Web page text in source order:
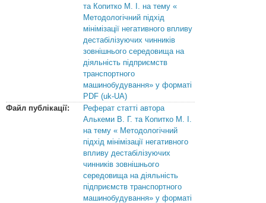
та Копитко М. І. на тему «
Методологічний підхід
мінімізації негативного впливу
дестабілізуючих чинників
зовнішнього середовища на
діяльність підприємств
транспортного
машинобудування» у форматі
PDF (uk-UA)
Файл публікації:
Реферат статті автора
Алькеми В. Г. та Копитко М. І.
на тему « Методологічний
підхід мінімізації негативного
впливу дестабілізуючих
чинників зовнішнього
середовища на діяльність
підприємств транспортного
машинобудування» у форматі